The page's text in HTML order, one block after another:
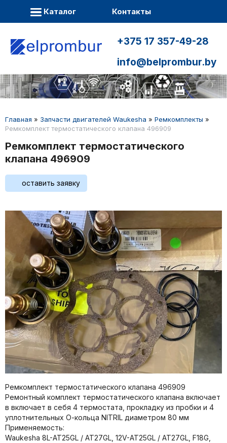
Каталог Контакты
+375 17 357-49-28
info@belprombur.by
Главная » Запчасти двигателей Waukesha » Ремкомплекты »
Ремкомплект термостатического клапана 496909
Ремкомплект термостатического
клапана 496909
оставить заявку
Ремкомплект термостатического клапана 496909
Ремонтный комплект термостатического клапана включает
в включает в себя 4 термостата, прокладку из пробки и 4
уплотнительных О-кольца NITRIL диаметром 80 мм
Применяемость:
Waukesha 8L-AT25GL / AT27GL, 12V-AT25GL / AT27GL, F18G,